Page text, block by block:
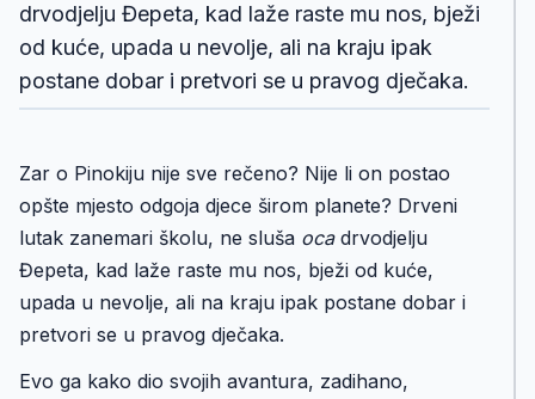
drvodjelju Đepeta, kad laže raste mu nos, bježi
od kuće, upada u nevolje, ali na kraju ipak
postane dobar i pretvori se u pravog dječaka.
Zar o Pinokiju nije sve rečeno? Nije li on postao
opšte mjesto odgoja djece širom planete? Drveni
lutak zanemari školu, ne sluša ocadrvodjelju
Đepeta, kad laže raste mu nos, bježi od kuće,
upada u nevolje, ali na kraju ipak postane dobar i
pretvori se u pravog dječaka.
Evo ga kako dio svojih avantura, zadihano,